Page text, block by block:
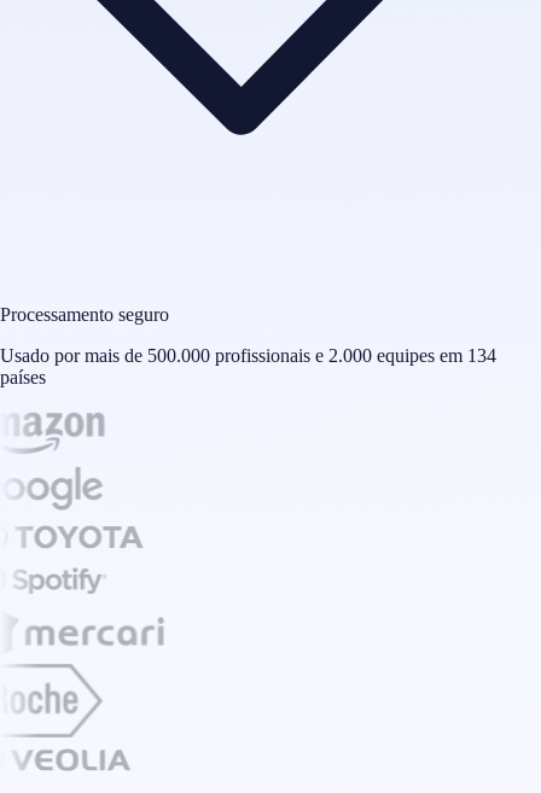
Processamento seguro
Usado por mais de 500.000 profissionais e 2.000 equipes em 134
países